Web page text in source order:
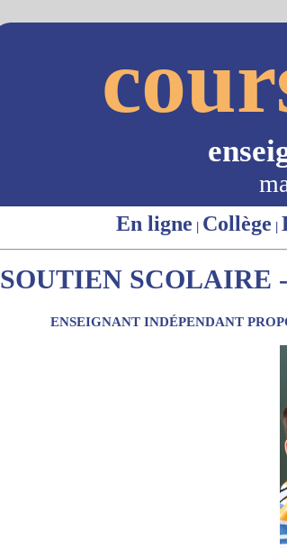
En ligne | Collège |
SOUTIEN SCOLAIRE
ENSEIGNANT INDÉPENDANT